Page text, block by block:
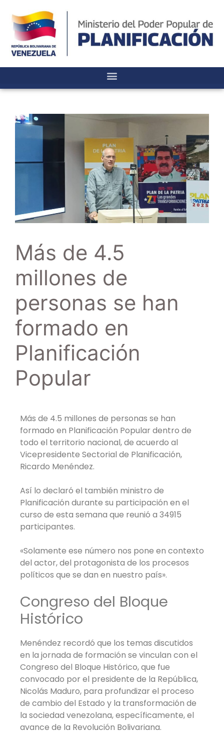
Más de 4.5
millones de
personas se han
formado en
Planificación
Popular
Más de 4.5 millones de personas se han
formado en Planificación Popular dentro de
todo el territorio nacional, de acuerdo al
Vicepresidente Sectorial de Planificación,
Ricardo Menéndez.
Así lo declaró el también ministro de
Planificación durante su participación en el
curso de esta semana que reunió a 34915
participantes.
«Solamente ese número nos pone en contexto
del actor, del protagonista de los procesos
políticos que se dan en nuestro país».
Congreso del Bloque
Histórico
Menéndez recordó que los temas discutidos
en la jornada de formación se vinculan con el
Congreso del Bloque Histórico, que fue
convocado por el presidente de la República,
Nicolás Maduro, para profundizar el proceso
de cambio del Estado y la transformación de
la sociedad venezolana, específicamente, el
avance de la Revolución Bolivariana.